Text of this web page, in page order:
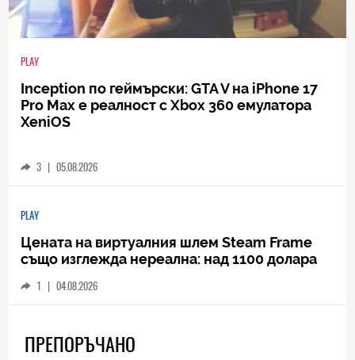
PLAY
Inception по геймърски: GTA V на iPhone 17
Pro Max е реалност с Xbox 360 емулатора
XeniOS
3 | 05.08.2026
PLAY
Цената на виртуалния шлем Steam Frame
също изглежда нереална: над 1100 долара
1 | 04.08.2026
ПРЕПОРЪЧАНО